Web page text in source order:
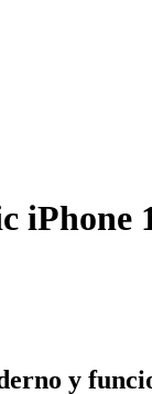
iPhone
y